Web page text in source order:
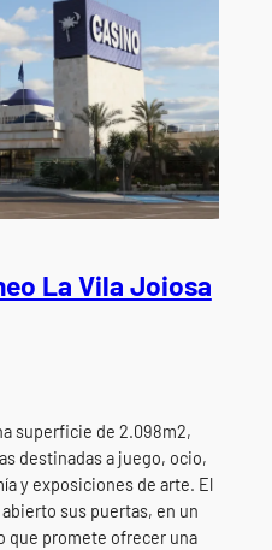
La Vila Joiosa
superficie de 2.098m2,
destinadas a juego, ocio,
y exposiciones de arte. El
abierto sus puertas, en un
que promete ofrecer una